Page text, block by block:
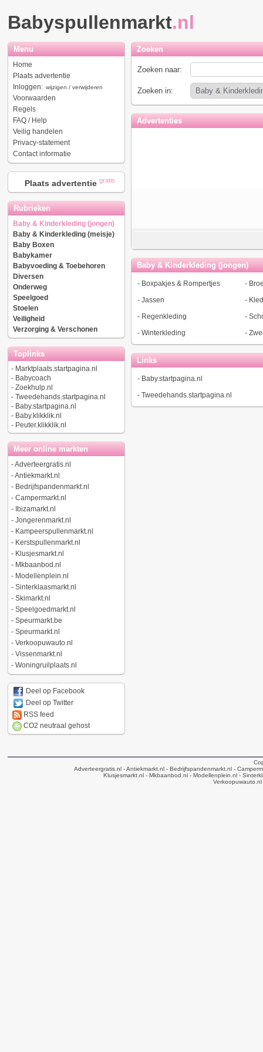
Babyspullenmarkt.nl
Menu
Home
Plaats advertentie
Inloggen: wijzigen / verwijderen
Voorwaarden
Regels
FAQ / Help
Veilig handelen
Privacy-statement
Contact informatie
Plaats advertentie gratis
Rubrieken
Baby & Kinderkleding (jongen)
Baby & Kinderkleding (meisje)
Baby Boxen
Babykamer
Babyvoeding & Toebehoren
Diversen
Onderweg
Speelgoed
Stoelen
Veiligheid
Verzorging & Verschonen
Toplinks
- Marktplaats.startpagina.nl
- Babycoach
- Zoekhulp.nl
- Tweedehands.startpagina.nl
- Baby.startpagina.nl
- Baby.klikklik.nl
- Peuter.klikklik.nl
Meer online markten
-Adverteergratis.nl
-Antiekmarkt.nl
- Bedrijfspandenmarkt.nl
- Campermarkt.nl
- Ibizamarkt.nl
- Jongerenmarkt.nl
- Kampeerspullenmarkt.nl
- Kerstspullenmarkt.nl
- Klusjesmarkt.nl
- Mkbaanbod.nl
- Modellenplein.nl
- Sinterklaasmarkt.nl
- Skimarkt.nl
- Speelgoedmarkt.nl
- Speurmarkt.be
- Speurmarkt.nl
- Verkoopuwauto.nl
- Vissenmarkt.nl
- Woningruilplaats.nl
Deel op Facebook
Deel op Twitter
RSS feed
CO2 neutraal gehost
Zoeken
Zoeken naar:
Zoeken in:
Advertenties
Baby & Kinderkleding (jongen)
- Boxpakjes & Rompertjes -
- Jassen -
- Regenkleding -
- Winterkleding -
Links
- Baby.startpagina.nl
- Tweedehands.startpagina.nl
Adverteergratis.nl - Antiekmarkt.nl - Bedrijfspandenmarkt.nl -
Klusjesmarkt.nl- Mkbaanbod.nl- Modellenplein.nl-
Verkoopuwauto.nl